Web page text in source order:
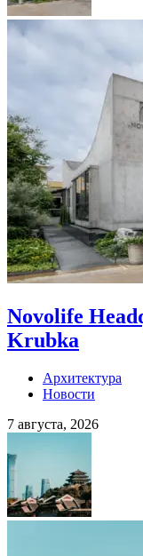
Novolife
Krubka
Архитектура
Новости
7 августа, 2026